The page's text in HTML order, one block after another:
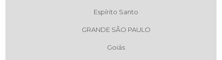
Espírito Santo
GRANDE SÃO PAULO
Goiás